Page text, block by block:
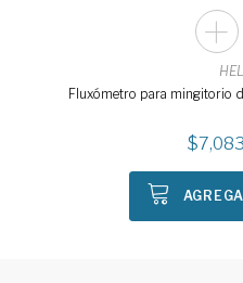
Fluxómetro para mingitorio